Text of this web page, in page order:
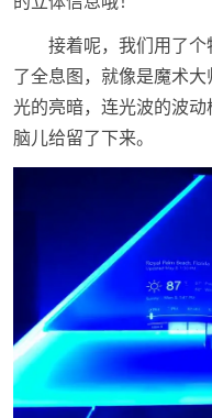
接着呢，我们用了
了全息图，就像是魔术
光的亮暗，连光波的波
脑儿给留了下来。